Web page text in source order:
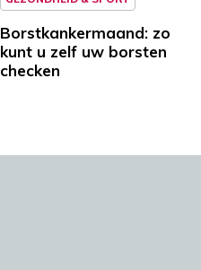
Borstkankermaand: zo
kunt u zelf uw borsten
checken